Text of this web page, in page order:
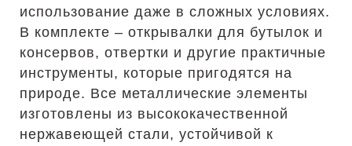
использование даже в сложных условиях.
В комплекте – открывалки для бутылок и
консервов, отвертки и другие практичные
инструменты, которые пригодятся на
природе. Все металлические элементы
изготовлены из высококачественной
нержавеющей стали, устойчивой к